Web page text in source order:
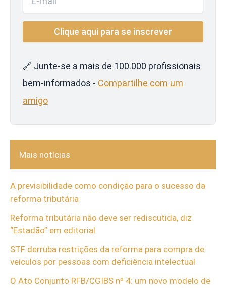
🔗 Junte-se a mais de 100.000 profissionais
bem-informados - Compartilhe com um
amigo
Mais notícias
A previsibilidade como condição para o sucesso da
reforma tributária
Reforma tributária não deve ser rediscutida, diz
“Estadão” em editorial
STF derruba restrições da reforma para compra de
veículos por pessoas com deficiência intelectual
O Ato Conjunto RFB/CGIBS nº 4: um novo modelo de